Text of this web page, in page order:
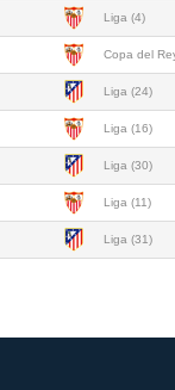
Liga (4)
Copa del
Liga (24)
Liga (16)
Liga (30)
Liga (11)
Liga (31)